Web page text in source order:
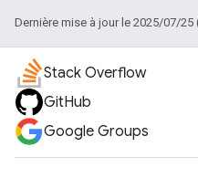
Dernière mise à jour le 2025/07/25
Stack Overflow
GitHub
Google Groups